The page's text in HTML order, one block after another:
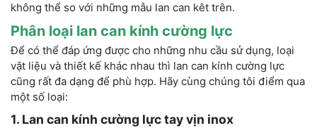
không thể so với những mẫu lan can kêt trên.
Phân loại lan can kính cường lực
Để có thể đáp ứng được cho những nhu cầu sử dụng, loại
vật liệu và thiết kế khác nhau thì lan can kính cường lực
cũng rất đa dạng để phù hợp. Hãy cùng chúng tôi điểm qua
một số loại:
1. Lan can kính cường lực tay vịn inox